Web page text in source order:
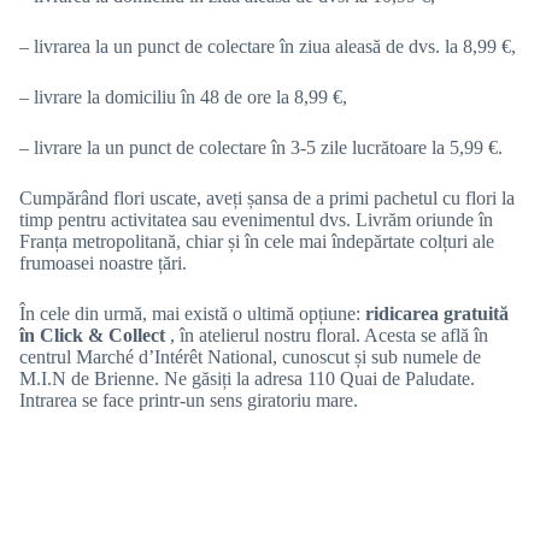
– livrarea la un punct de colectare în ziua aleasă de dvs. la 8,99 €,
– livrare la domiciliu în 48 de ore la 8,99 €,
– livrare la un punct de colectare în 3-5 zile lucrătoare la 5,99 €.
Cumpărând flori uscate, aveți șansa de a primi pachetul cu flori la
timp pentru activitatea sau evenimentul dvs. Livrăm oriunde în
Franța metropolitană, chiar și în cele mai îndepărtate colțuri ale
frumoasei noastre țări.
În cele din urmă, mai există o ultimă opțiune: ridicarea gratuită
în Click & Collect , în atelierul nostru floral. Acesta se află în
centrul Marché d’Intérêt National, cunoscut și sub numele de
M.I.N de Brienne. Ne găsiți la adresa 110 Quai de Paludate.
Intrarea se face printr-un sens giratoriu mare.